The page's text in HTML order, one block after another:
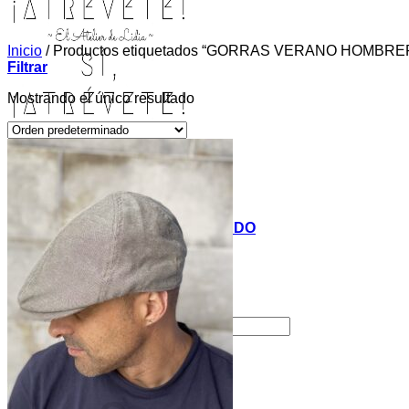
INICIO
TIENDA
MIS COSITAS POR EL MUNDO
EL COMIENZO
BLOG
PAGOS
CONTACTO
Buscar por:
Acceder / Registrarse
Carrito / € 0
Inicio /Productos etiquetados “GORRAS VERANO
Filtrar
Mostrando el único resultado